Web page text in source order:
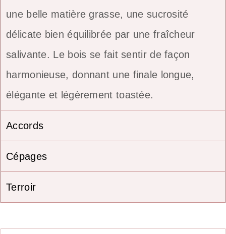
une belle matière grasse, une sucrosité
délicate bien équilibrée par une fraîcheur
salivante. Le bois se fait sentir de façon
harmonieuse, donnant une finale longue,
élégante et légèrement toastée.
Accords
Cépages
Terroir